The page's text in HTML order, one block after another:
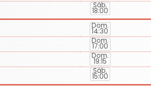
Sáb.
18:00
Dom.
14:30
Dom.
17:00
Dom.
19:15
Sáb.
15:00